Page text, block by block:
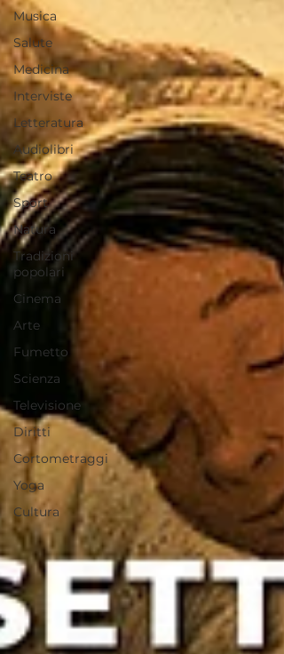
Musica
Salute
Medicina
Interviste
Letteratura
Audiolibri
Teatro
Sport
Natura
Tradizioni
popolari
Cinema
Arte
Fumetto
Scienza
Televisione
Diritti
Cortometraggi
Yoga
Cultura